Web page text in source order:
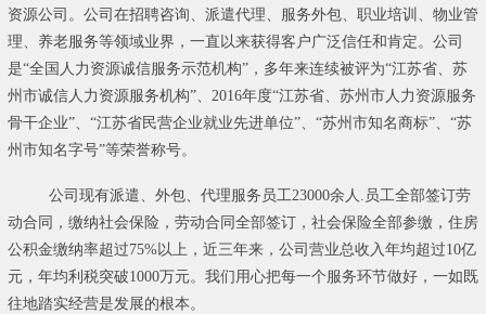
资源公司。公司在招聘咨询、派遣代理、服务外包、职业培训、物业管
理、养老服务等领域业界，一直以来获得客户广泛信任和肯定。公司
是“全国人力资源诚信服务示范机构”，多年来连续被评为“江苏省、苏
州市诚信人力资源服务机构”、2016年度“江苏省、苏州市人力资源服务
骨干企业”、“江苏省民营企业就业先进单位”、“苏州市知名商标”、“苏
州市知名字号”等荣誉称号。
公司现有派遣、外包、代理服务员工23000余人.员工全部签订劳
动合同，缴纳社会保险，劳动合同全部签订，社会保险全部参缴，住房
公积金缴纳率超过75%以上，近三年来，公司营业总收入年均超过10亿
元，年均利税突破1000万元。我们用心把每一个服务环节做好，一如既
往地踏实经营是发展的根本。